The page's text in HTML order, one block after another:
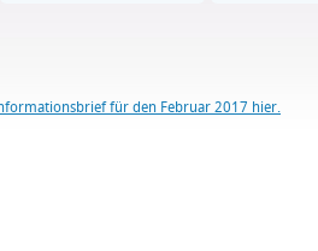
für den Februar 2017 hier.